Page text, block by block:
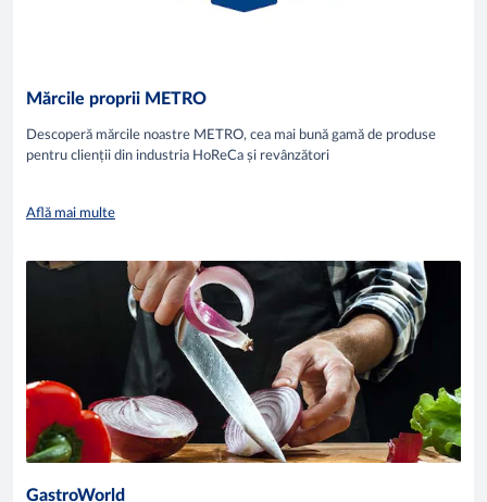
Mărcile proprii METRO
Descoperă mărcile noastre METRO, cea mai bună gamă de produse
pentru clienții din industria HoReCa și revânzători
Află mai multe
GastroWorld